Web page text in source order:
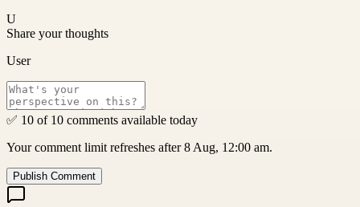
U
Share your thoughts
User
✅ 10 of 10 comments available today
Your comment limit refreshes after 8 Aug, 12:00 am.
Publish Comment